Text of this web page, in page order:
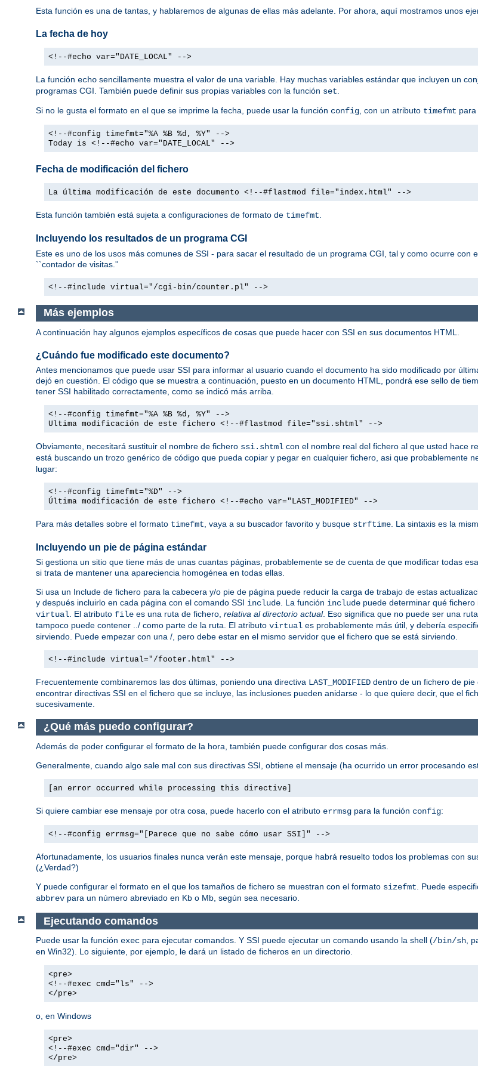
Esta función es una de tantas, y hablaremos de algunas de ellas más adelante. Por ahora, aquí mostramos unos
La fecha de hoy
<!--#echo var="DATE_LOCAL" -->
La función echo sencillamente muestra el valor de una variable. Hay muchas variables estándar que incluyen un
programas CGI. También puede definir sus propias variables con la función set
Si no le gusta el formato en el que se imprime la fecha, puede usar la función config , con un atributo timefmt para
<!--#config timefmt="%A %B %d, %Y" -->
Today is <!--#echo var="DATE_LOCAL" -->
Fecha de modificación del fichero
La última modificación de este documento <!--#flastmod file="index.html" -->
Esta función también está sujeta a configuraciones de formato de timefmt.
Incluyendo los resultados de un programa CGI
Este es uno de los usos más comunes de SSI - para sacar el resultado de un programa CGI, tal y como ocurre con
``contador de visitas.''
<!--#include virtual="/cgi-bin/counter.pl" -->
Más ejemplos
A continuación hay algunos ejemplos específicos de cosas que puede hacer con SSI en sus documentos HTML.
¿Cuándo fue modificado este documento?
Antes mencionamos que puede usar SSI para informar al usuario cuando el documento ha sido modificado por
dejó en cuestión. El código que se muestra a continuación, puesto en un documento HTML, pondrá ese sello de
tener SSI habilitado correctamente, como se indicó más arriba.
<!--#config timefmt="%A %B %d, %Y" -->
Ultima modificación de este fichero <!--#flastmod file="ssi.shtml" -->
Obviamente, necesitará sustituir el nombre de fichero ssi.shtml con el nombre real del fichero al que usted hace
está buscando un trozo genérico de código que pueda copiar y pegar en cualquier fichero, asi que probablemente
lugar:
<!--#config timefmt="%D" -->
Última modificación de este fichero <!--#echo var="LAST_MODIFIED" -->
Para más detalles sobre el formato timefmt , vaya a su buscador favorito y busque strftime . La sintaxis es la
Incluyendo un pie de página estándar
Si gestiona un sitio que tiene más de unas cuantas páginas, probablemente se de cuenta de que modificar todas
si trata de mantener una apareciencia homogénea en todas ellas.
Si usa un Include de fichero para la cabecera y/o pie de página puede reducir la carga de trabajo de estas
y después incluirlo en cada página con el comando SSI include. La función include puede determinar qué
virtual. El atributo file es una ruta de fichero, relativa al directorio actual. Eso significa que no puede ser una
tampoco puede contener ../ como parte de la ruta. El atributo virtual es probablemente más útil, y debería
sirviendo. Puede empezar con una /, pero debe estar en el mismo servidor que el fichero que se está sirviendo.
<!--#include virtual="/footer.html" -->
Frecuentemente combinaremos las dos últimas, poniendo una directiva LAST_MODIFIED dentro de un fichero de
encontrar directivas SSI en el fichero que se incluye, las inclusiones pueden anidarse - lo que quiere decir, que el
sucesivamente.
¿Qué más puedo configurar?
Además de poder configurar el formato de la hora, también puede configurar dos cosas más.
Generalmente, cuando algo sale mal con sus directivas SSI, obtiene el mensaje (ha ocurrido un error procesando
[an error occurred while processing this directive]
Si quiere cambiar ese mensaje por otra cosa, puede hacerlo con el atributo errmsg para la función config:
<!--#config errmsg="[Parece que no sabe cómo usar SSI]" -->
Afortunadamente, los usuarios finales nunca verán este mensaje, porque habrá resuelto todos los problemas con
(¿Verdad?)
Y puede configurar el formato en el que los tamaños de fichero se muestran con el formato sizefmt . Puede
abbrev para un número abreviado en Kb o Mb, según sea necesario.
Ejecutando comandos
Puede usar la función exec para ejecutar comandos. Y SSI puede ejecutar un comando usando la shell (/bin/sh ,
en Win32). Lo siguiente, por ejemplo, le dará un listado de ficheros en un directorio.
<pre>
<!--#exec cmd="ls" -->
</pre>
o, en Windows
<pre>
<!--#exec cmd="dir" -->
</pre>